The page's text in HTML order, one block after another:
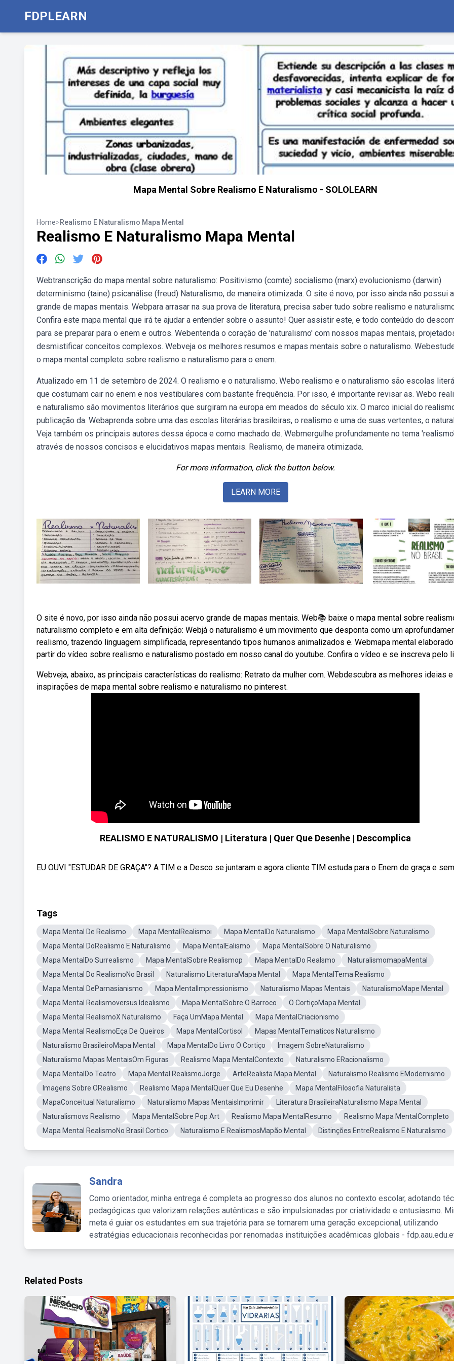
FDPLEARN
Mapa Mental Sobre Realismo E Naturalismo - SOLOLEARN
Home>Realismo E Naturalismo Mapa Mental
Realismo E Naturalismo Mapa Mental
Webtranscrição do mapa mental sobre naturalismo: Positivismo (comte) socialismo (marx) evolucionismo (darwin)
determinismo (taine) psicanálise (freud) Naturalismo, de maneira otimizada. O site é novo, por isso ainda não possui
grande de mapas mentais. Webpara arrasar na sua prova de literatura, precisa saber tudo sobre realismo e
Confira este mapa mental que irá te ajudar a entender sobre o assunto! Quer assistir este, e todo conteúdo do
para se preparar para o enem e outros. Webentenda o coração de 'naturalismo' com nossos mapas mentais,
desmistificar conceitos complexos. Webveja os melhores resumos e mapas mentais sobre o naturalismo.
o mapa mental completo sobre realismo e naturalismo para o enem.
Atualizado em 11 de setembro de 2024. O realismo e o naturalismo. Webo realismo e o naturalismo são escolas
que costumam cair no enem e nos vestibulares com bastante frequência. Por isso, é importante revisar as. Webo
e naturalismo são movimentos literários que surgiram na europa em meados do século xix. O marco inicial do
publicação da. Webaprenda sobre uma das escolas literárias brasileiras, o realismo e uma de suas vertentes, o
Veja também os principais autores dessa época e como machado de. Webmergulhe profundamente no tema
através de nossos concisos e elucidativos mapas mentais. Realismo, de maneira otimizada.
For more information, click the button below.
LEARN MORE
O site é novo, por isso ainda não possui acervo grande de mapas mentais. Web📚 baixe o mapa mental sobre
naturalismo completo e em alta definição: Webjá o naturalismo é um movimento que desponta como um
realismo, trazendo linguagem simplificada, representando tipos humanos animalizados e. Webmapa mental
partir do vídeo sobre realismo e naturalismo postado em nosso canal do youtube. Confira o vídeo e se inscreva pelo
Webveja, abaixo, as principais características do realismo: Retrato da mulher com. Webdescubra as melhores ideias e
inspirações de mapa mental sobre realismo e naturalismo no pinterest.
REALISMO E NATURALISMO | Literatura | Quer Que Desenhe | Descomplica
EU OUVI "ESTUDAR DE GRAÇA"? A TIM e a Desco se juntaram e agora cliente TIM estuda para o Enem de graça e
Tags
Mapa Mental De Realismo Mapa MentalRealismoi Mapa MentalDo Naturalismo
Mapa MentalSobre Naturalismo
Mapa Mental DoRealismo E Naturalismo
Mapa MentalEalismo
Mapa MentalSobre O Naturalismo
Mapa MentalDo Surrealismo
Mapa MentalSobre Realismop Mapa MentalDo Realsmo
NaturalismomapaMental
Mapa Mental Do RealismoNo Brasil
Naturalismo LiteraturaMapa Mental
Mapa MentalTema Realismo
Mapa Mental DeParnasianismo
Mapa MentalImpressionismo Naturalismo Mapas Mentais
NaturalismoMape Mental
Mapa Mental Realismoversus Idealismo
Mapa MentalSobre O Barroco
O CortiçoMapa Mental
Mapa Mental RealismoX Naturalismo
Faça UmMapa Mental
Mapa MentalCriacionismo
Mapa Mental RealismoEça De Queiros
Mapa MentalCortisol
Mapas MentalTematicos Naturalismo
Naturalismo BrasileiroMapa Mental
Mapa MentalDo Livro O Cortiço
Imagem SobreNaturalismo
Naturalismo Mapas MentaisOm Figuras
Realismo Mapa MentalContexto
Naturalismo ERacionalismo
Mapa MentalDo Teatro
Mapa Mental RealismoJorge ArteRealista Mapa Mental
Naturalismo Realismo EModernismo
Imagens Sobre ORealismo
Realismo Mapa MentalQuer Que Eu Desenhe
Mapa MentalFilosofia Naturalista
MapaConceitual Naturalismo
Naturalismo Mapas MentaisImprimir
Literatura BrasileiraNaturalismo Mapa Mental
Naturalismovs Realismo
Mapa MentalSobre Pop Art Realismo Mapa MentalResumo
Realismo Mapa MentalCompleto
Mapa Mental RealismoNo Brasil Cortico
Naturalismo E RealismosMapão Mental Distinções EntreRealismo E Naturalismo
Sandra
Como orientador, minha entrega é completa ao progresso dos alunos no contexto escolar, adotando
pedagógicas que valorizam relações autênticas e são impulsionadas por criatividade e entusiasmo.
meta é guiar os estudantes em sua trajetória para se tornarem uma geração excepcional, utilizando
estratégias educacionais reconhecidas por renomadas instituições acadêmicas globais -
Related Posts